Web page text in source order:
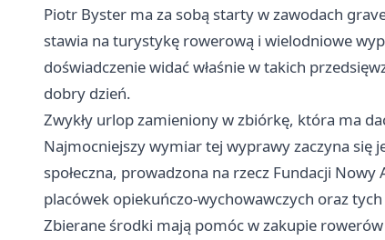
Piotr Byster ma za sobą starty w zawodach
stawia na turystykę rowerową i wielodniowe
doświadczenie widać właśnie w takich
dobry dzień.
Zwykły urlop zamieniony w zbiórkę, która ma
Najmocniejszy wymiar tej wyprawy zaczyna się
społeczna, prowadzona na rzecz Fundacji
placówek opiekuńczo-wychowawczych oraz
Zbierane środki mają pomóc w zakupie